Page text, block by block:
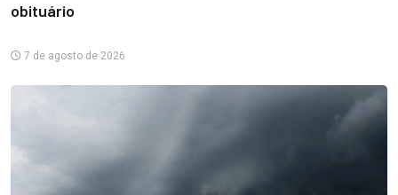
obituário
7 de agosto de 2026